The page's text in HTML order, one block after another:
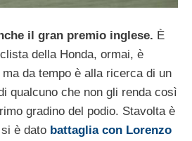
il gran premio inglese. È
della Honda, ormai, è
da tempo è alla ricerca di un
qualcuno che non gli renda così
gradino del podio. Stavolta è
è dato battaglia con Lorenzo